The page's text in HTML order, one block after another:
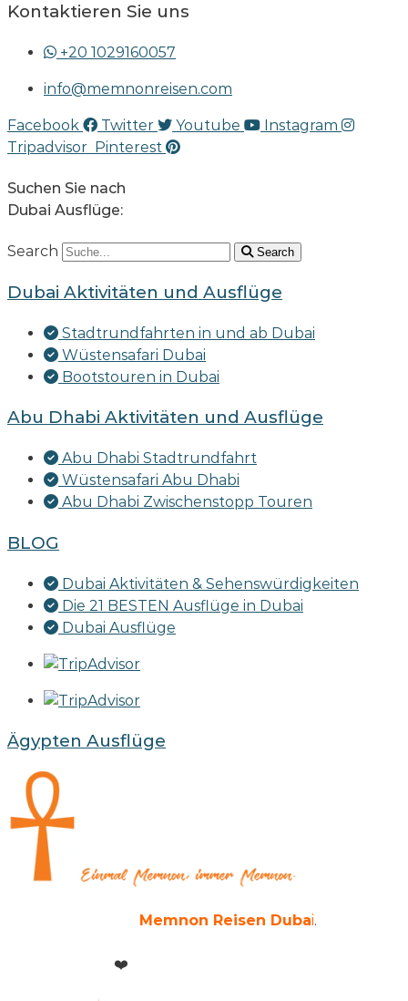
Kontaktieren Sie uns
+20 1029160057
info@memnonreisen.com
Facebook Twitter Youtube
Instagram
Tripadvisor Pinterest
Suchen Sie nach
Dubai Ausflüge:
Search Search
Dubai Aktivitäten und Ausflüge
Stadtrundfahrten in und ab Dubai
Wüstensafari Dubai
Bootstouren in Dubai
Abu Dhabi Aktivitäten und Ausflüge
Abu Dhabi Stadtrundfahrt
Wüstensafari Abu Dhabi
Abu Dhabi Zwischenstopp Touren
BLOG
Dubai Aktivitäten & Sehenswürdigkeiten
Die 21 BESTEN Ausflüge in Dubai
Dubai Ausflüge
Ägypten Ausflüge
Memnon Reisen Dubai.
❤️